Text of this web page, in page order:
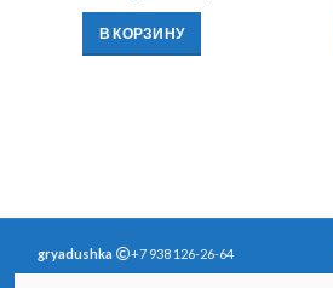
В КОРЗИНУ
gryadushka +7 938 126-26-64